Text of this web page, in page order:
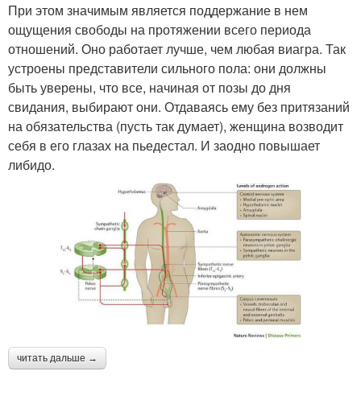
При этом значимым является поддержание в нем
ощущения свободы на протяжении всего периода
отношений. Оно работает лучше, чем любая виагра. Так
устроены представители сильного пола: они должны
быть уверены, что все, начиная от позы до дня
свидания, выбирают они. Отдаваясь ему без притязаний
на обязательства (пусть так думает), женщина возводит
себя в его глазах на пьедестал. И заодно повышает
либидо.
читать дальше →